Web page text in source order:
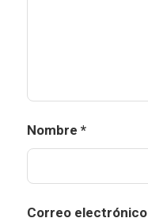
Nombre *
Correo electrónico